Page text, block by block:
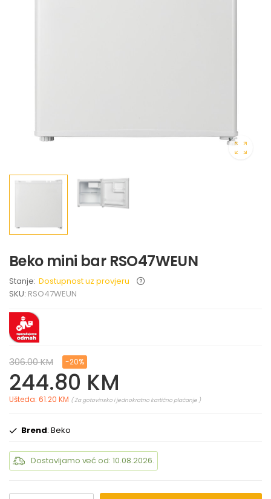
Beko mini bar RSO47WEUN
Stanje: Dostupnost uz provjeru
SKU: RSO47WEUN
306.00 KM -20%
244.80 KM
Ušteda: 61.20 KM ( Za gotovinsko i jednokratno kartično plaćanje )
Brend: Beko
Dostavljamo već od: 10.08.2026.